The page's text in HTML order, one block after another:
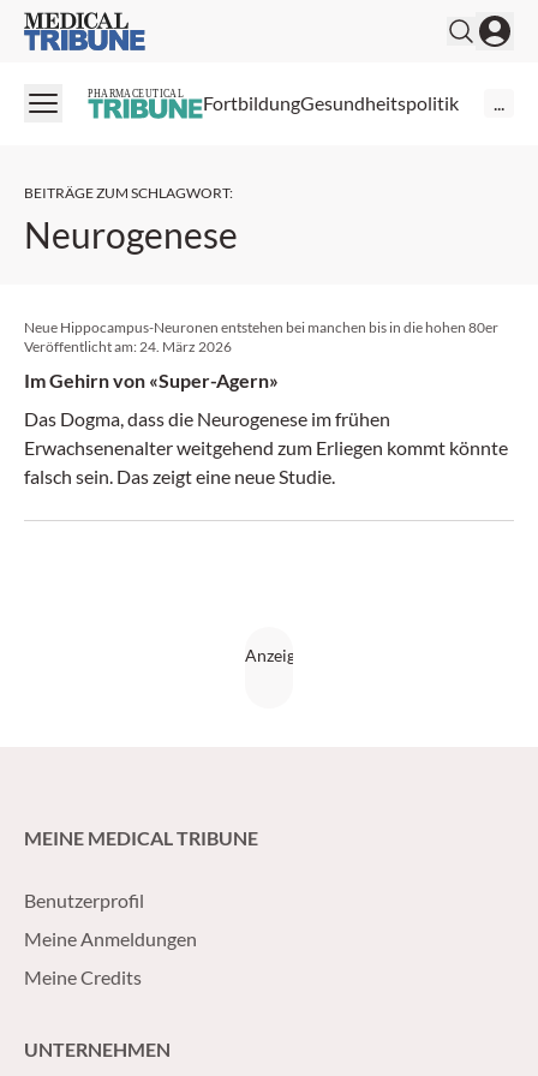
Medical Tribune
PHARMACEUTICAL FortbildungGesundheitspolitik ...
BEITRÄGE ZUM SCHLAGWORT:
Neurogenese
Neue Hippocampus-Neuronen entstehen bei manchen bis in die hohen 80er
Veröffentlicht am: 24. März 2026
Im Gehirn von «Super-Agern»
Das Dogma, dass die Neurogenese im frühen
Erwachsenenalter weitgehend zum Erliegen kommt könnte
falsch sein. Das zeigt eine neue Studie.
MEINE MEDICAL TRIBUNE
Benutzerprofil
Meine Anmeldungen
Meine Credits
UNTERNEHMEN